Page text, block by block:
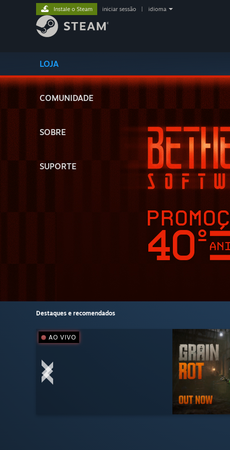
LOJA
COMUNIDADE
SOBRE
SUPORTE
Instale o Steam iniciar sessão idioma
Destaques e recomendados